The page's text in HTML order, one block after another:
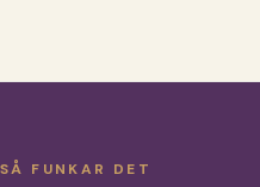
SÅ FUNKAR DET